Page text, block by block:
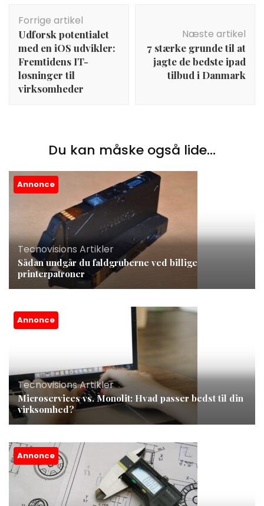
Forrige artikel
Udforsk potentialet
med en iOS udvikler:
Fremtidens IT-
løsninger til
virksomheder
Næste artikel
7 stærke grunde til at
jagte de bedste ipad
tilbud i Danmark
Du kan måske også lide...
Annonce
Tecnovisions Artikler
Sådan undgår du faldgruberne ved billige
printerpatroner
Annonce
Tecnovisions Artikler
Microservices vs. Monolit: Hvad passer bedst til din
virksomhed?
Annonce